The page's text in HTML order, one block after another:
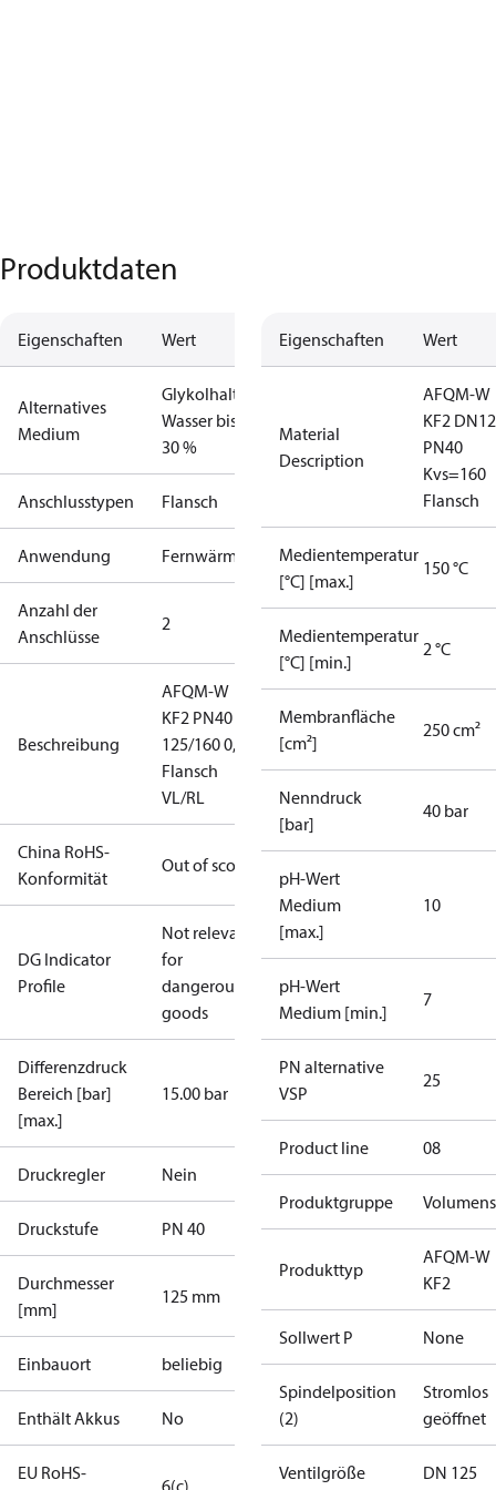
Produktdaten
Eigenschaften Wert
Alternatives
Medium
Glykolhaltiges
Wasser bis zu
30 %
Anschlusstypen Flansch
Anwendung Fernwärme
Anzahl der
Anschlüsse
2
Beschreibung
AFQM-W
KF2 PN40
125/160 0,2
Flansch
VL/RL
China RoHS-
Konformität
Out of scope
DG Indicator
Profile
Not relevant
for
dangerous
goods
Differenzdruck
Bereich [bar]
[max.]
15.00 bar
Druckregler Nein
Druckstufe PN 40
Durchmesser
[mm]
125 mm
Einbauort beliebig
Enthält Akkus No
EU RoHS-
6(c)
Eigenschaften Wert
Material
Description
AFQM-W
KF2
PN40
Kvs=160
Flansch
Medientemperatur
[°C] [max.]
150 °C
Medientemperatur
[°C] [min.]
2 °C
Membranfläche
[cm²]
250 cm²
Nenndruck
[bar]
40 bar
pH-Wert
Medium
[max.]
10
pH-Wert
Medium [min.]
7
PN alternative
VSP
25
Product line 08
Produktgruppe
Produkttyp
AFQM-W
KF2
Sollwert P None
Spindelposition
(2)
Stromlos
geöffnet
Ventilgröße DN 125